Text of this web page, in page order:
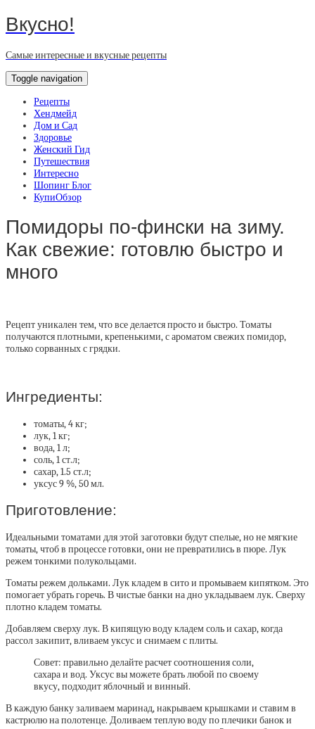
Вкусно!
Самые интересные и вкусные рецепты
Toggle navigation
Рецепты
Хендмейд
Дом и Сад
Здоровье
Женский Гид
Путешествия
Интересно
Шопинг Блог
КупиОбзор
Помидоры по-фински на зиму.
Как свежие: готовлю быстро и
много
Рецепт уникален тем, что все делается просто и быстро. Томаты
получаются плотными, крепенькими, с ароматом свежих помидор,
только сорванных с грядки.
Ингредиенты:
томаты, 4 кг;
лук, 1 кг;
вода, 1 л;
соль, 1 ст.л;
сахар, 1.5 ст.л;
уксус 9 %, 50 мл.
Приготовление:
Идеальными томатами для этой заготовки будут спелые, но не мягкие
томаты, чтоб в процессе готовки, они не превратились в пюре. Лук
режем тонкими полукольцами.
Томаты режем дольками. Лук кладем в сито и промываем кипятком. Это
помогает убрать горечь. В чистые банки на дно укладываем лук. Сверху
плотно кладем томаты.
Добавляем сверху лук. В кипящую воду кладем соль и сахар, когда
рассол закипит, вливаем уксус и снимаем с плиты.
Совет: правильно делайте расчет соотношения соли,
сахара и вод. Уксус вы можете брать любой по своему
вкусу, подходит яблочный и винный.
В каждую банку заливаем маринад, накрываем крышками и ставим в
кастрюлю на полотенце. Доливаем теплую воду по плечики банок и